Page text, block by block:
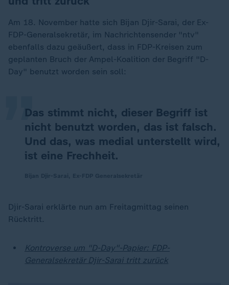
Am 18. November hatte sich Bijan Djir-Sarai, der Ex-
FDP-Generalsekretär, im Nachrichtensender "ntv"
ebenfalls dazu geäußert, dass in FDP-Kreisen zum
geplanten Bruch der Ampel-Koalition der Begriff "D-
Day" benutzt worden sein soll:
Das stimmt nicht, dieser Begriff ist
nicht benutzt worden, das ist falsch.
Und das, was medial unterstellt wird,
ist eine Frechheit.
„
Djir-Sarai erklärte nun am Freitagmittag seinen
Rücktritt.
Kontroverse um "D-Day"-Papier: FDP-
Generalsekretär Djir-Sarai tritt zurück